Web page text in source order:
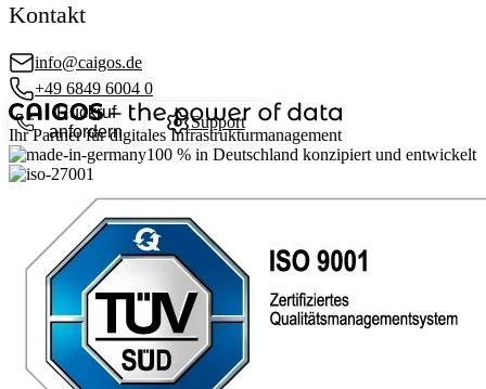
Kontakt
info@caigos.de
+49 6849 6004 0
Rückruf
anfordern
Support
Ihr Partner für digitales Infrastrukturmanagement
100 % in Deutschland konzipiert und entwickelt